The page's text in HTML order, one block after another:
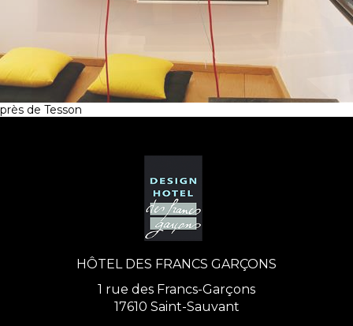
près de Tesson
HÔTEL DES FRANCS GARÇONS
1 rue des Francs-Garçons
17610 Saint-Sauvant